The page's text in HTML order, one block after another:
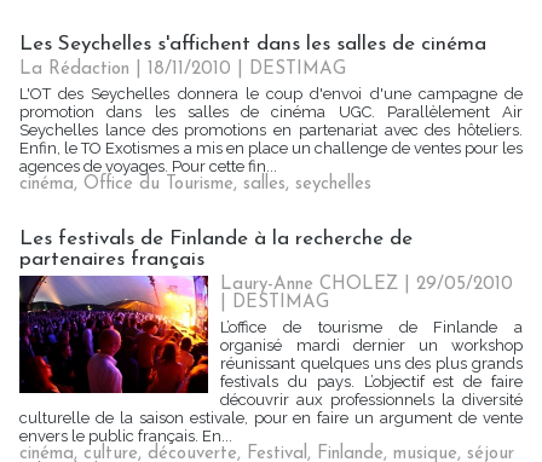
Les Seychelles s'affichent dans les salles de cinéma
La Rédaction | 18/11/2010
DESTIMAG
L'OT des Seychelles donnera le coup d'envoi d'une campagne de
promotion dans les salles de cinéma UGC. Parallèlement Air
Seychelles lance des promotions en partenariat avec des hôteliers.
Enfin, le TO Exotismes a mis en place un challenge de ventes pour les
agences de voyages. Pour cette fin...
cinéma, Office du Tourisme, salles, seychelles
Les festivals de Finlande à la recherche de
partenaires français
Laury-Anne CHOLEZ | 29/05/2010
DESTIMAG
L’office de tourisme de Finlande a
organisé mardi dernier un workshop
réunissant quelques uns des plus grands
festivals du pays. L’objectif est de faire
découvrir aux professionnels la diversité
culturelle de la saison estivale, pour en faire un argument de vente
envers le public français. En...
cinéma, culture, découverte, Festival, Finlande, musique, séjour